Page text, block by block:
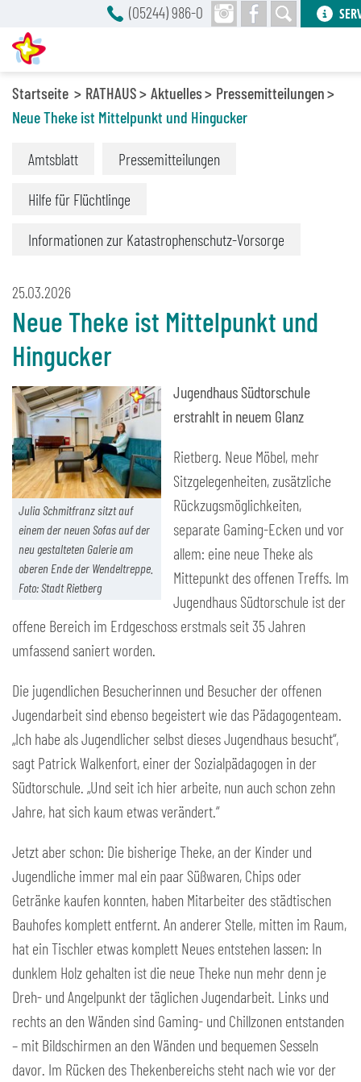
Startseite RATHAUS Aktuelles
Pressemitteilungen
Neue Theke ist Mittelpunkt und Hingucker
Amtsblatt Pressemitteilungen
Hilfe für Flüchtlinge
Informationen zur Katastrophenschutz-Vorsorge
25.03.2026
Neue Theke ist Mittelpunkt und
Hingucker
Julia Schmitfranz sitzt auf
einem der neuen Sofas auf der
neu gestalteten Galerie am
oberen Ende der Wendeltreppe.
Foto: Stadt Rietberg
Jugendhaus Südtorschule
erstrahlt in neuem Glanz
Rietberg. Neue Möbel, mehr
Sitzgelegenheiten, zusätzliche
Rückzugsmöglichkeiten,
separate Gaming-Ecken und vor
allem: eine neue Theke als
Mittepunkt des offenen Treffs. Im
Jugendhaus Südtorschule ist der
offene Bereich im Erdgeschoss erstmals seit 35 Jahren
umfassend saniert worden.
Die jugendlichen Besucherinnen und Besucher der offenen
Jugendarbeit sind ebenso begeistert wie das Pädagogenteam.
„Ich habe als Jugendlicher selbst dieses Jugendhaus besucht“,
sagt Patrick Walkenfort, einer der Sozialpädagogen in der
Südtorschule. „Und seit ich hier arbeite, nun auch schon zehn
Jahre, hat sich kaum etwas verändert.“
Jetzt aber schon: Die bisherige Theke, an der Kinder und
Jugendliche immer mal ein paar Süßwaren, Chips oder
Getränke kaufen konnten, haben Mitarbeiter des städtischen
Bauhofes komplett entfernt. An anderer Stelle, mitten im Raum,
hat ein Tischler etwas komplett Neues entstehen lassen: In
dunklem Holz gehalten ist die neue Theke nun mehr denn je
Dreh- und Angelpunkt der täglichen Jugendarbeit. Links und
rechts an den Wänden sind Gaming- und Chillzonen entstanden
– mit Bildschirmen an den Wänden und bequemen Sesseln
davor. Im Rücken des Thekenbereichs steht nach wie vor der
(05244) 986-0